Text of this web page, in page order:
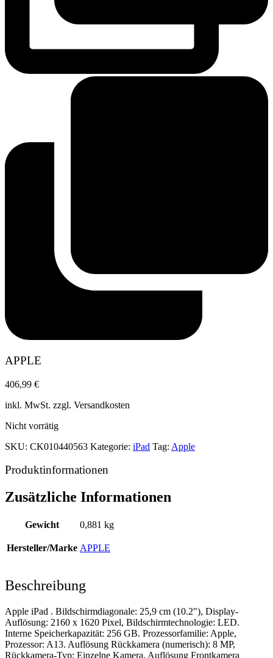
APPLE
406,99 €
inkl. MwSt. zzgl. Versandkosten
Nicht vorrätig
SKU: CK010440563 Kategorie: iPad Tag: Apple
Produktinformationen
Zusätzliche Informationen
Gewicht 0,881 kg
Hersteller/Marke APPLE
Beschreibung
Apple iPad . Bildschirmdiagonale: 25,9 cm (10.2″), Display-
Auflösung: 2160 x 1620 Pixel, Bildschirmtechnologie: LED.
Interne Speicherkapazität: 256 GB. Prozessorfamilie: Apple,
Prozessor: A13. Auflösung Rückkamera (numerisch): 8 MP,
Rückkamera-Typ: Einzelne Kamera, Auflösung Frontkamera